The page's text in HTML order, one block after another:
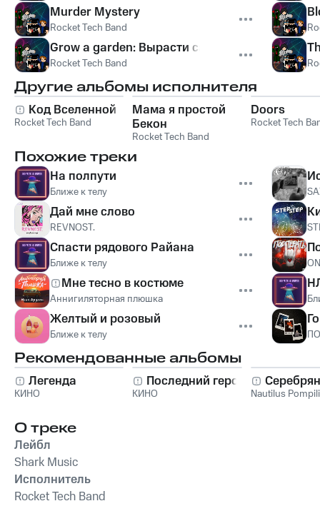
Murder Mystery
Rocket Tech Band
Grow a garden: Вырасти сад
Rocket Tech Band
Другие альбомы исполнителя
Код Вселенной
Rocket Tech Band
Мама я простой
Бекон
Rocket Tech Band
Doors
Rocket Tech
Похожие треки
На полпути
Ближе к телу
Дай мне слово
REVNOST.
Спасти рядового Райана
Ближе к телу
Мне тесно в костюме
Аннигиляторная плюшка
Желтый и розовый
Ближе к телу
Рекомендованные альбомы
Легенда
КИНО
Последний герой
КИНО Nautilus
О треке
Лейбл
Shark Music
Исполнитель
Rocket Tech Band